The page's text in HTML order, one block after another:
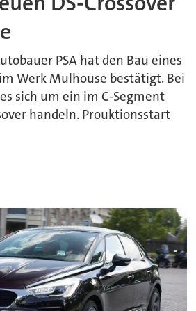
PSA hat den Bau eines
Werk Mulhouse bestätigt. Bei
sich um ein im C-Segment
handeln. Prouktionsstart